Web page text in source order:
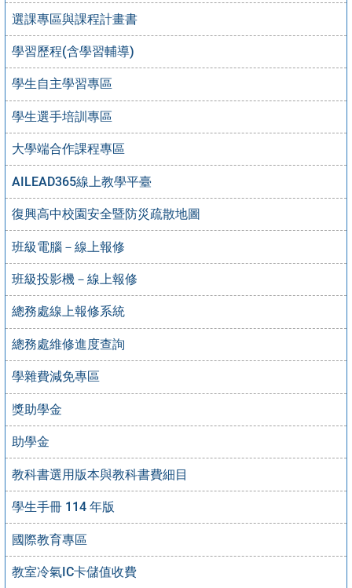
選課專區與課程計畫書
學習歷程(含學習輔導)
學生自主學習專區
學生選手培訓專區
大學端合作課程專區
AILEAD365線上教學平臺
復興高中校園安全暨防災疏散地圖
班級電腦－線上報修
班級投影機－線上報修
總務處線上報修系統
總務處維修進度查詢
學雜費減免專區
獎助學金
助學金
教科書選用版本與教科書費細目
學生手冊 114 年版
國際教育專區
教室冷氣IC卡儲值收費